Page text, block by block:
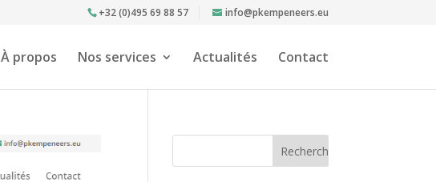
+32 (0)495 69 88 57 info@pkempeneers.eu
À propos Nos services Actualités Contact